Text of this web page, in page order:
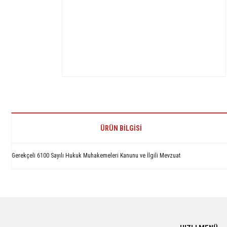
ÜRÜN BILGISI
Gerekçeli 6100 Sayılı Hukuk Muhakemeleri Kanunu ve İlgili Mevzuat